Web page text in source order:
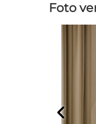
Foto